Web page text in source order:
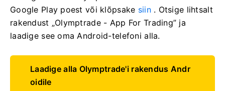
Google Play poest või klõpsake siin. Otsige lihtsalt
rakendust „Olymptrade - App For Trading” ja
laadige see oma Android-telefoni alla.
Laadige alla Olymptrade'i rakendus Andr
oidile